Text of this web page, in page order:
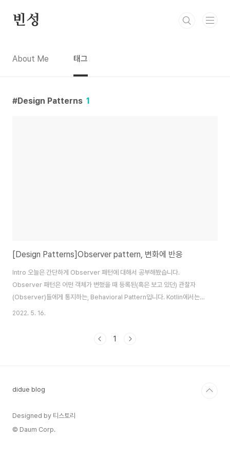
빈성
About Me 태그
Design Patterns 1
[Design Patterns]Observer pattern, 변화에 반응
Intro 오늘은 간단하게 Observer 패턴에 대해서 공부해봤습니다.
Observer 패턴은 어떤 객체가 변했을 때 등록된(혹은 보고 있던) 관찰자
(Observer)들에게 통지하는, Behavioral Pattern입니다. Kotlin에서는
Observer pattern을 두 가지의 형태로 구현할 수가 있습니다. 하나는
observable delagates를 활용한 방법입니다. Standard 먼저 Standard
2022. 5. 16.
1
didue blog
Designed by 티스토리
© Daum Corp.